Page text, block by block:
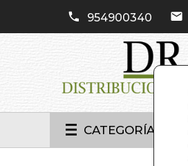
954900340
CATEGORÍAS